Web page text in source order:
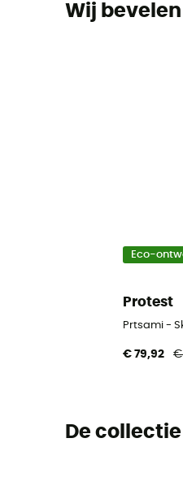
Wij
Eco-
Protest
Prtsami -
€ 79,92 €
De